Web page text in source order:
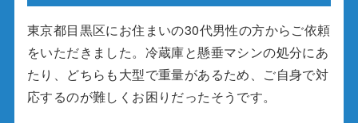
東京都目黒区にお住まいの30代男性の方からご依頼
をいただきました。冷蔵庫と懸垂マシンの処分にあ
たり、どちらも大型で重量があるため、ご自身で対
応するのが難しくお困りだったそうです。